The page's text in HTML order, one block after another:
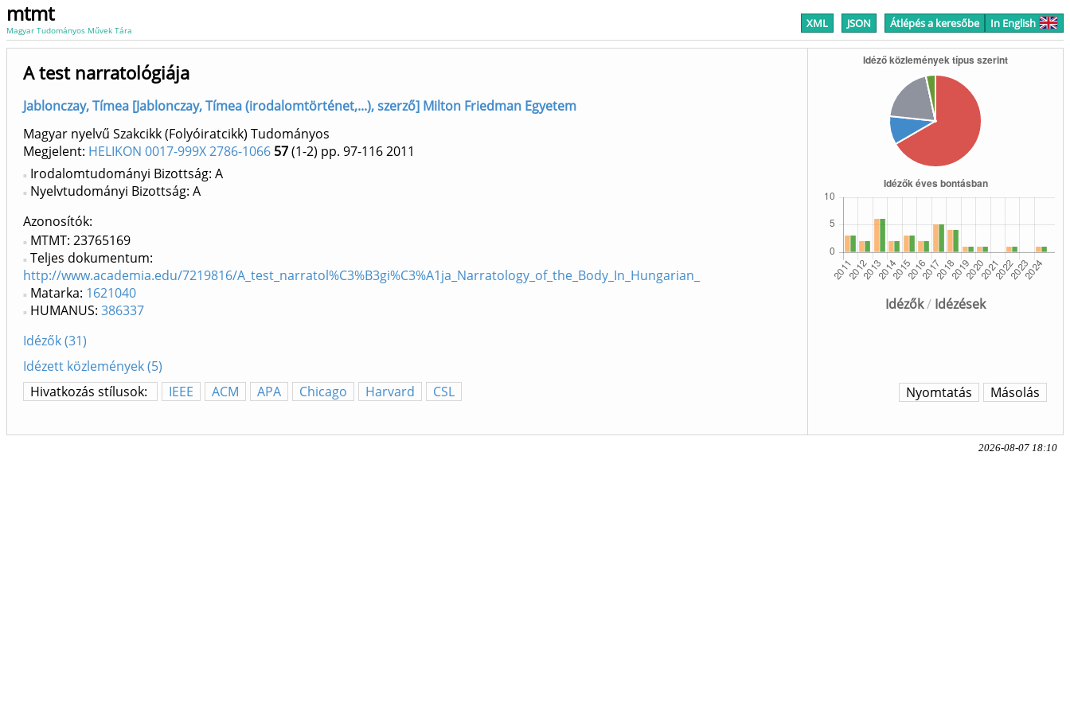
mtmt
Magyar Tudományos Művek Tára XML JSON Átlépés a keresőbe In English
Idézők/ Idézések
A test narratológiája
Jablonczay, Tímea [Jablonczay, Tímea (irodalomtörténet,...), szerző] Milton Friedman Egyetem
Magyar nyelvű Szakcikk (Folyóiratcikk) Tudományos
Megjelent: HELIKON 0017-999X 2786-1066 57(1-2) pp. 97-1162011
Irodalomtudományi Bizottság: A
Nyelvtudományi Bizottság: A
Azonosítók
MTMT: 23765169
Teljes dokumentum:
http://www.academia.edu/7219816/A_test_narratol%C3%B3gi%C3%A1ja_Narratology_of_the_Body_In_Hungarian_
Matarka: 1621040
HUMANUS: 386337
Idézők (31)
Idézett közlemények (5)
Hivatkozás stílusok:
IEEE ACM APA Chicago Harvard CSL Másolás
Nyomtatás
2026-08-07 18:10